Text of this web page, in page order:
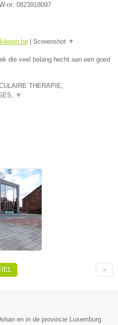
nr: 0823918097
| Screenshot ▼
die veel belang hecht aan een goed
THERAPIE,
▼
en in de provincie Luxemburg.